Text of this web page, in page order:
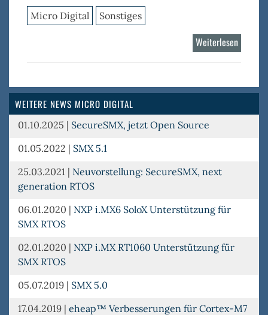
Micro Digital Sonstiges
Weiterlesen
GoFast
754
WEITERE NEWS MICRO DIGITAL
01.10.2025 | SecureSMX, jetzt Open Source
01.05.2022 | SMX 5.1
25.03.2021 | Neuvorstellung: SecureSMX, next
generation RTOS
06.01.2020 | NXP i.MX6 SoloX Unterstützung für
SMX RTOS
02.01.2020 | NXP i.MX RT1060 Unterstützung für
SMX RTOS
05.07.2019 | SMX 5.0
17.04.2019 | eheap™ Verbesserungen für Cortex-M7